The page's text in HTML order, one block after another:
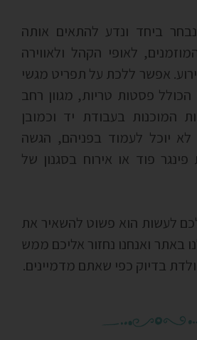
ביחד ונדע להתאים אותה
לאופי הקהל ולאווירה
אפשר ללכת על תפריט מגשי
הכולל פסטות טריות, מגוון רחב
המוכנות בעבודת יד וכמובן
יוכל לעמוד בפניהם, הגשה
פינגר פוד או אירוח בסגנון של
לעשות הוא פשוט להשאיר את
באתר ואנחנו נחזור אליכם ממש
בדיוק כפי שאתם מדמיינים.